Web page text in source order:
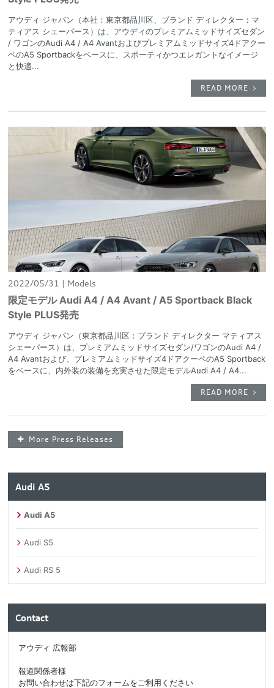
アウディ ジャパン（本社：東京都品川区、ブランド ディレクター：マ
ティアス シェーパース）は、アウディのプレミアムミッドサイズセダン
/ ワゴンのAudi A4 / A4 Avantおよびプレミアムミッドサイズ4ドアクー
ペのA5 Sportbackをベースに、スポーティかつエレガントなイメージ
と快適...
READ MORE
2022/05/31 Models
限定モデル Audi A4 / A4 Avant / A5 Sportback Black
Style PLUS発売
アウディ ジャパン（東京都品川区：ブランド ディレクター マティアス
シェーパース）は、プレミアムミッドサイズセダン/ワゴンのAudi A4 /
A4 Avantおよび、プレミアムミッドサイズ4ドアクーペのA5 Sportback
をベースに、内外装の装備を充実させた限定モデルAudi A4 / A4...
READ MORE
More Press Releases
Audi A5
Audi A5
Audi S5
Audi RS 5
Contact
アウディ 広報部
報道関係者様
お問い合わせは下記のフォームをご利用ください